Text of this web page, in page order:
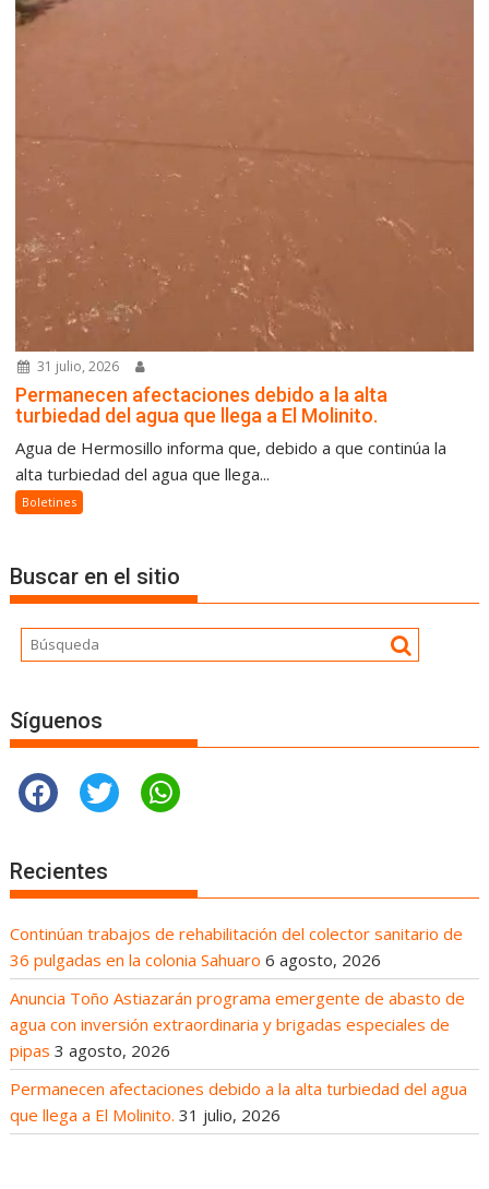
31 julio, 2026
Permanecen afectaciones debido a la alta
turbiedad del agua que llega a El Molinito.
Agua de Hermosillo informa que, debido a que continúa la
alta turbiedad del agua que llega...
Boletines
Buscar en el sitio
Síguenos
Recientes
Continúan trabajos de rehabilitación del colector sanitario de
36 pulgadas en la colonia Sahuaro 6 agosto, 2026
Anuncia Toño Astiazarán programa emergente de abasto de
agua con inversión extraordinaria y brigadas especiales de
pipas 3 agosto, 2026
Permanecen afectaciones debido a la alta turbiedad del agua
que llega a El Molinito. 31 julio, 2026